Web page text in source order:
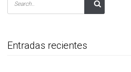
Entradas recientes